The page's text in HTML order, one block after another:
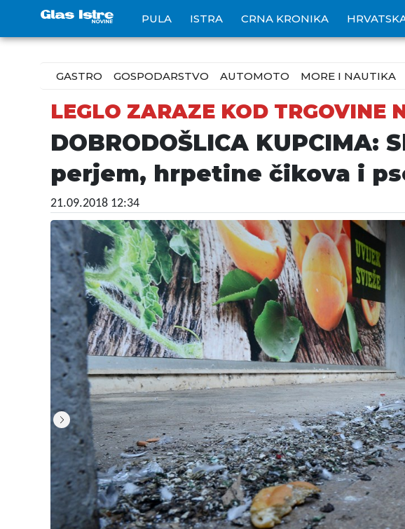
PULA ISTRA CRNA KRONIKA
GASTRO GOSPODARSTVO AUTOMOTO MORE I NAUTIKA
LEGLO ZARAZE KOD TRGOVINE
DOBRODOŠLICA
perjem, hrpetine čikova i
21.09.2018 12:34